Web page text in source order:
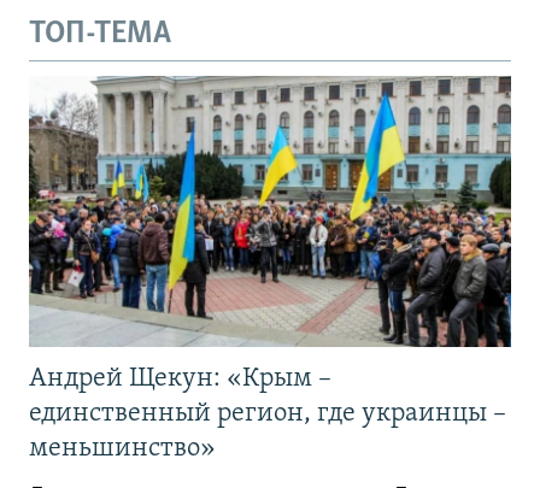
ТОП-ТЕМА
Андрей Щекун: «Крым –
единственный регион, где украинцы –
меньшинство»